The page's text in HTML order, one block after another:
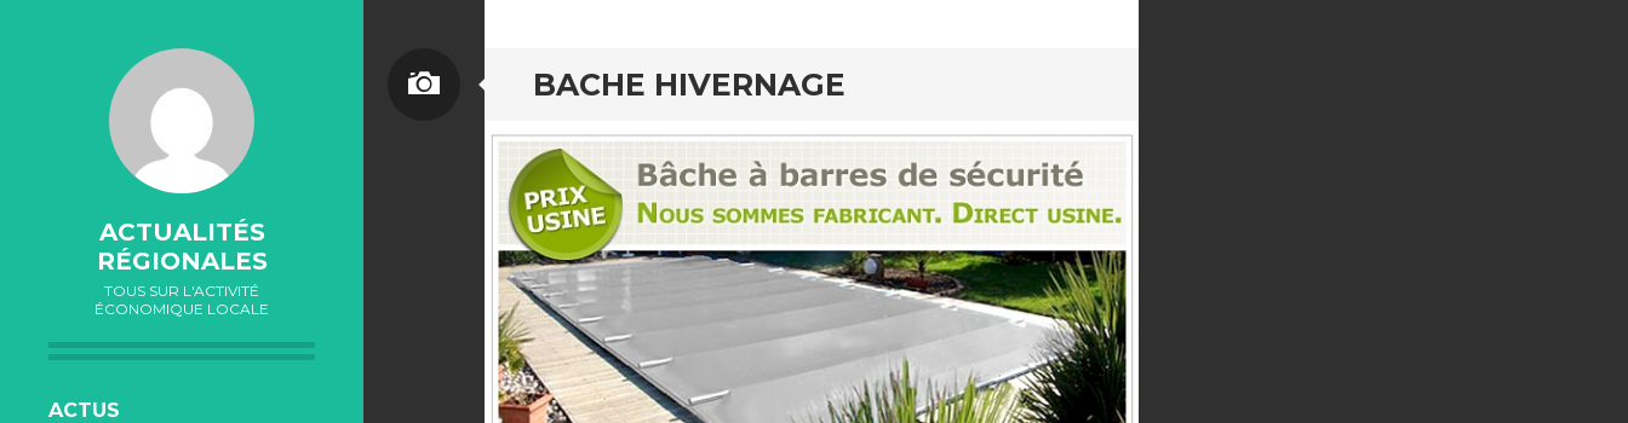
ACTUALITÉS
RÉGIONALES
TOUS SUR L'ACTIVITÉ
ÉCONOMIQUE LOCALE
ALLER
ACTUS
BACHE HIVERNAGE